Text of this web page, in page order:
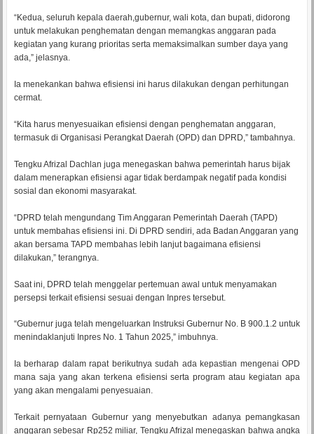
“Kedua, seluruh kepala daerah,gubernur, wali kota, dan bupati, didorong
untuk melakukan penghematan dengan memangkas anggaran pada
kegiatan yang kurang prioritas serta memaksimalkan sumber daya yang
ada,” jelasnya.
Ia menekankan bahwa efisiensi ini harus dilakukan dengan perhitungan
cermat.
“Kita harus menyesuaikan efisiensi dengan penghematan anggaran,
termasuk di Organisasi Perangkat Daerah (OPD) dan DPRD,” tambahnya.
Tengku Afrizal Dachlan juga menegaskan bahwa pemerintah harus bijak
dalam menerapkan efisiensi agar tidak berdampak negatif pada kondisi
sosial dan ekonomi masyarakat.
“DPRD telah mengundang Tim Anggaran Pemerintah Daerah (TAPD)
untuk membahas efisiensi ini. Di DPRD sendiri, ada Badan Anggaran yang
akan bersama TAPD membahas lebih lanjut bagaimana efisiensi
dilakukan,” terangnya.
Saat ini, DPRD telah menggelar pertemuan awal untuk menyamakan
persepsi terkait efisiensi sesuai dengan Inpres tersebut.
“Gubernur juga telah mengeluarkan Instruksi Gubernur No. B 900.1.2 untuk
menindaklanjuti Inpres No. 1 Tahun 2025,” imbuhnya.
Ia berharap dalam rapat berikutnya sudah ada kepastian mengenai OPD
mana saja yang akan terkena efisiensi serta program atau kegiatan apa
yang akan mengalami penyesuaian.
Terkait pernyataan Gubernur yang menyebutkan adanya pemangkasan
anggaran sebesar Rp252 miliar, Tengku Afrizal menegaskan bahwa angka